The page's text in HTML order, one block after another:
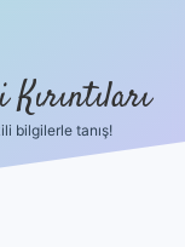
bilgilerle tanış!